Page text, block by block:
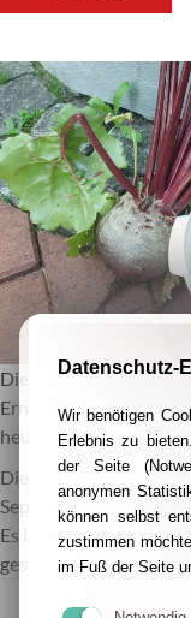
Die Kinder der Villa
Ernte. Leckere
heute endlich die dicke
Die Kinder haben viel
Septembersonne,
Es ist toll, dass bei
gesundes Obst und
Datenschutz-
Wir benötigen
Erlebnis zu
der Seite
anonymen
können selbst
zustimmen
im Fuß der Seite